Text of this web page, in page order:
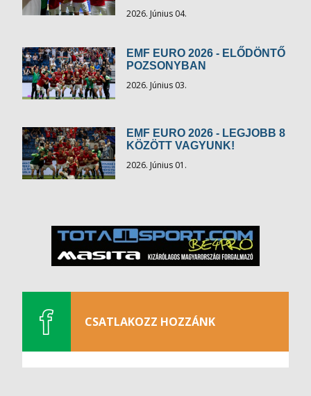
2026. Június 04.
EMF EURO 2026 - ELŐDÖNTŐ
POZSONYBAN
2026. Június 03.
EMF EURO 2026 - LEGJOBB 8
KÖZÖTT VAGYUNK!
2026. Június 01.
CSATLAKOZZ HOZZÁNK